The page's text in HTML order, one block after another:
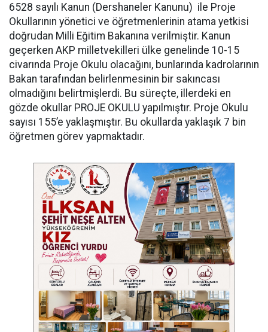
6528 sayılı Kanun (Dershaneler Kanunu) ile Proje
Okullarının yönetici ve öğretmenlerinin atama yetkisi
doğrudan Milli Eğitim Bakanına verilmiştir. Kanun
geçerken AKP milletvekilleri ülke genelinde 10-15
civarında Proje Okulu olacağını, bunlarında kadrolarının
Bakan tarafından belirlenmesinin bir sakıncası
olmadığını belirtmişlerdi. Bu süreçte, illerdeki en
gözde okullar PROJE OKULU yapılmıştır. Proje Okulu
sayısı 155’e yaklaşmıştır. Bu okullarda yaklaşık 7 bin
öğretmen görev yapmaktadır.